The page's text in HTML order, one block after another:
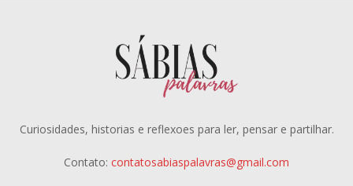
Curiosidades, historias e reflexoes para ler, pensar e partilhar.
Contato: contatosabiaspalavras@gmail.com